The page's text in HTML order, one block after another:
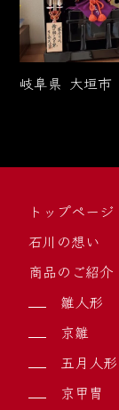
岐阜県 大垣市
トップページ
石川の想い
商品のご紹介
雛人形
京雛
五月人形
京甲冑